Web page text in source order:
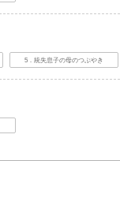
5．統失息子の母のつぶやき